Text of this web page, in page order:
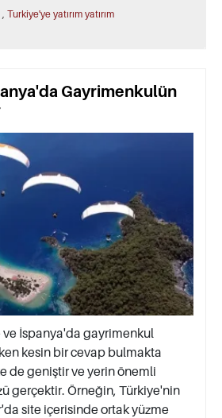
Turkiye'ye yatırım yatırım
Gayrimenkulün
ve İspanya'da gayrimenkul
kesin bir cevap bulmakta
de geniştir ve yerin önemli
gerçektir. Örneğin, Türkiye'nin
site içerisinde ortak yüzme